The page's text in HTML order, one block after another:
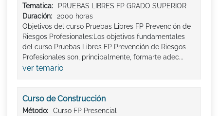
Tematica:
PRUEBAS LIBRES FP GRADO SUPERIOR
Duración:
2000 horas
Objetivos del curso Pruebas Libres FP Prevención de
Riesgos Profesionales:Los objetivos fundamentales
del curso Pruebas Libres FP Prevención de Riesgos
Profesionales son, principalmente, formarte adec...
ver temario
Curso de Construcción
Método:
Curso FP Presencial